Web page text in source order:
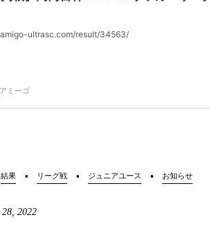
結果 リーグ戦 ジュニアユース お知らせ
28 ,2022